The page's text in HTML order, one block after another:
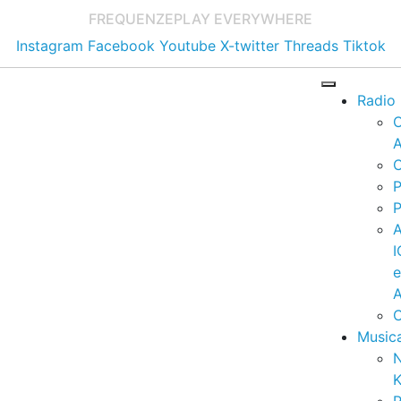
FREQUENZEPLAY EVERYWHERE
Instagram Facebook Youtube X-twitter Threads Tiktok
Radio
e